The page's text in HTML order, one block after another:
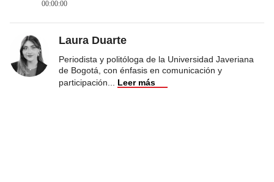
00:00:00
Laura Duarte
Periodista y politóloga de la Universidad Javeriana
de Bogotá, con énfasis en comunicación y
participación
Leer más